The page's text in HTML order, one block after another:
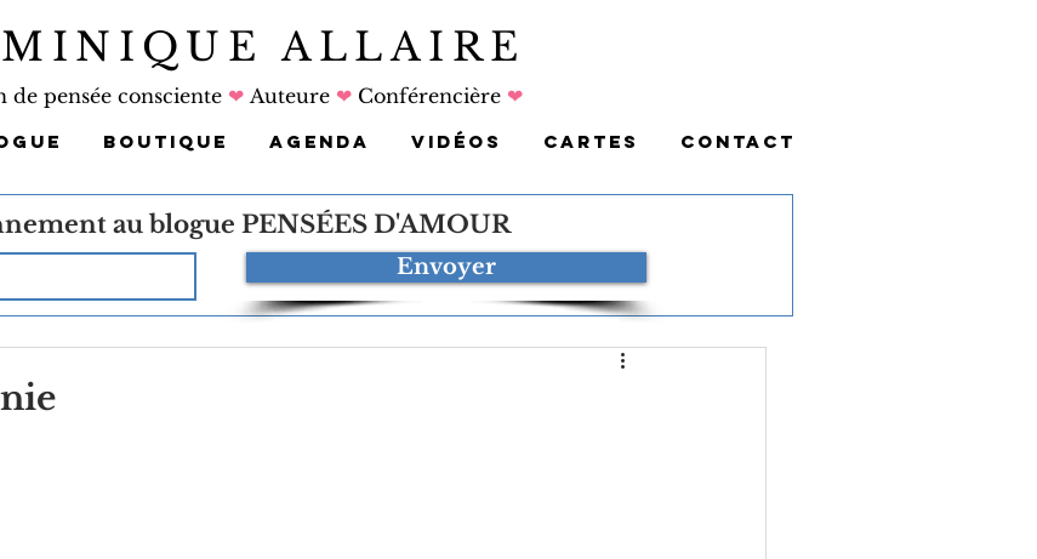
ALLAIRE
de pensée consciente ❤Auteure ❤Conférencière ❤
BOUTIQUE AGENDA VIDÉOS CARTES CONTACT
au blogue PENSÉES D'AMOUR
Envoyer